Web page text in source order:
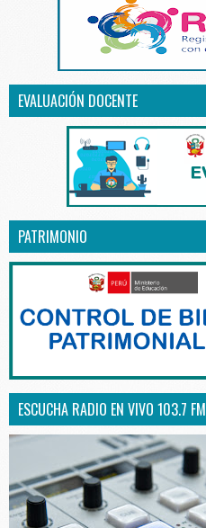
EVALUACIÓN DOCENTE
PATRIMONIO
ESCUCHA RADIO EN VIVO 103.7 FM